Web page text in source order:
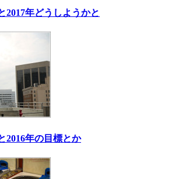
2017年どうしようかと
2016年の目標とか